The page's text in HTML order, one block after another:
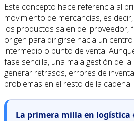
Este concepto hace referencia al
movimiento de mercancías, es
los productos salen del proveedor,
origen para dirigirse hacia un
intermedio o punto de venta.
fase sencilla, una mala gestión de
generar retrasos, errores de
problemas en el resto de la cadena
La primera milla en logística